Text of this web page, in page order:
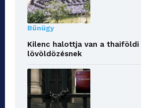
Bűnügy
Kilenc halottja van a thaiföldi
lövöldözésnek